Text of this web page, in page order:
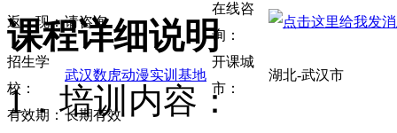
返 现：请咨询
在线咨
询：
招生学
校：
武汉数虎动漫实训基地
开课城
市：
湖北-武汉市
有效期：长期有效
课程详细说明
1．培训内容：